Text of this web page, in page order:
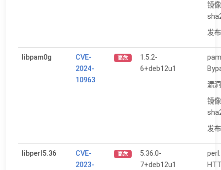
镜
发
libpam0g
CVE-
2024-
10963
高危
1.5.2-
6+deb12u1
漏
镜
发
libperl5.36
CVE-
2023-
高危
5.36.0-
7+deb12u1